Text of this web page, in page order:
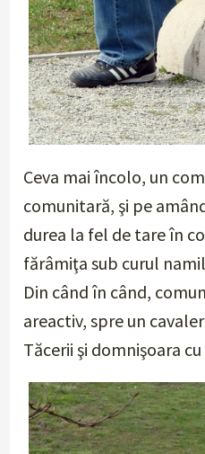
Ceva mai încolo, un
comunitară, şi pe
durea la fel de tare în
fărâmiţa sub curul
Din când în când,
areactiv, spre un
Tăcerii şi domnişoara